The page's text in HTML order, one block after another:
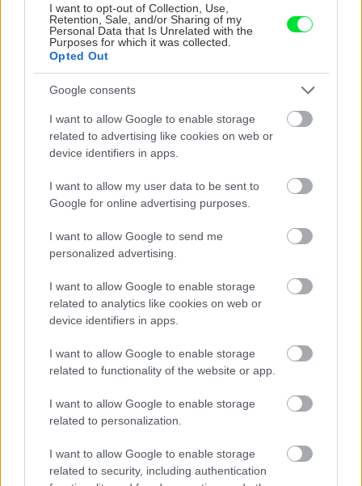
I want to opt-out of Collection, Use,
Retention, Sale, and/or Sharing of my
Personal Data that Is Unrelated with the
Purposes for which it was collected.
Opted Out
Google consents
I want to allow Google to enable storage
related to advertising like cookies on web or
device identifiers in apps.
I want to allow my user data to be sent to
Google for online advertising purposes.
I want to allow Google to send me
personalized advertising.
I want to allow Google to enable storage
related to analytics like cookies on web or
device identifiers in apps.
I want to allow Google to enable storage
related to functionality of the website or app.
I want to allow Google to enable storage
related to personalization.
I want to allow Google to enable storage
related to security, including authentication
SÚVISIACE
Návod, ako v nových dotačných výzvach
neprísť o tisíce eur